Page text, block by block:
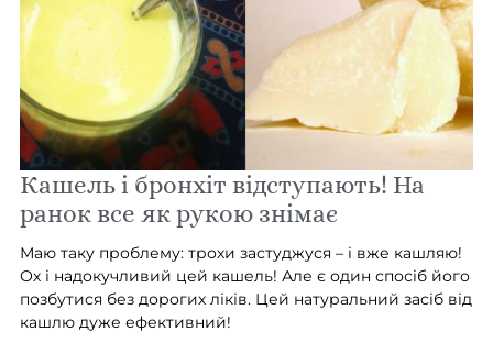
Кашель і бронхіт відступають! На
ранок все як рукою знімає
Маю таку проблему: трохи застуджуся – і вже кашляю!
Ох і надокучливий цей кашель! Але є один спосіб його
позбутися без дорогих ліків. Цей натуральний засіб від
кашлю дуже ефективний!